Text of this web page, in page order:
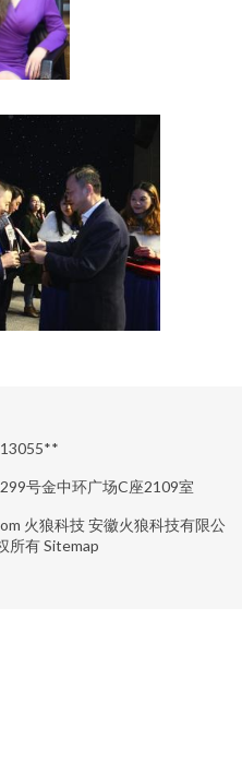
号金中环广场C座2109室
火狼科技 安徽火狼科技有限公
所有Sitemap